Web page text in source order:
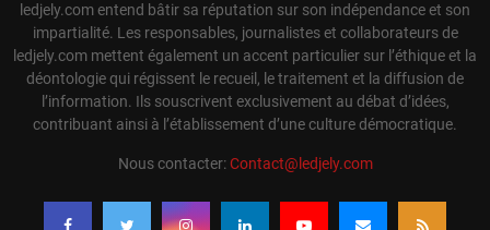
ledjely.com entend bâtir sa réputation sur son indépendance et son
impartialité. Les responsables, journalistes et collaborateurs de
ledjely.com mettent également un accent particulier sur l’éthique et la
déontologie qui régissent le recueil, le traitement et la diffusion de
l’information. Ils souscrivent exclusivement au débat d’idées,
contribuant ainsi à l’établissement d’une culture démocratique.
Nous contacter:Contact@ledjely.com